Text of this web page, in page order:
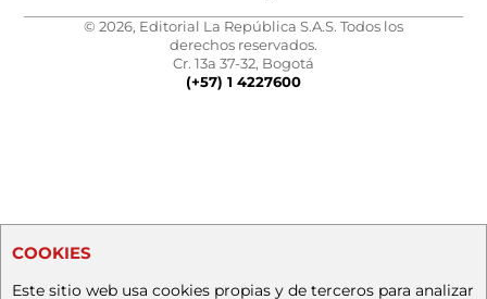
© 2026, Editorial La República S.A.S. Todos los
derechos reservados.
Cr. 13a 37-32, Bogotá
(+57) 1 4227600
COOKIES
Este sitio web usa cookies propias y de terceros para analizar